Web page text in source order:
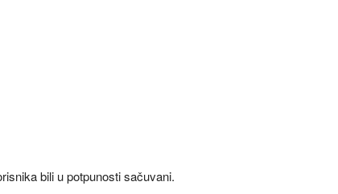
bili u potpunosti sačuvani.